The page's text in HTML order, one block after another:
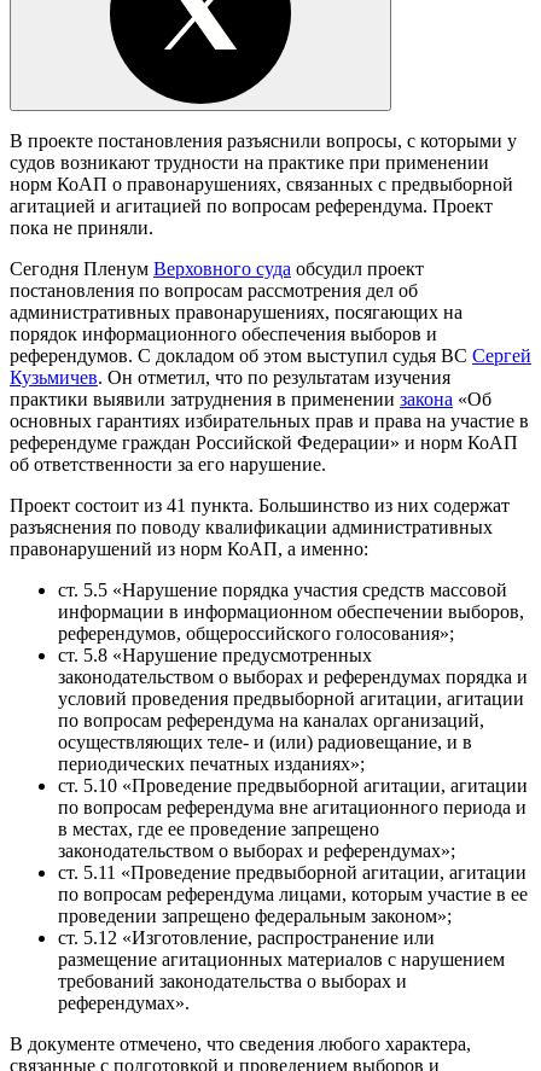
В проекте постановления разъяснили вопросы, с которыми у
судов возникают трудности на практике при применении
норм КоАП о правонарушениях, связанных с предвыборной
агитацией и агитацией по вопросам референдума. Проект
пока не приняли.
Сегодня Пленум Верховного суда обсудил проект
постановления по вопросам рассмотрения дел об
административных правонарушениях, посягающих на
порядок информационного обеспечения выборов и
референдумов. С докладом об этом выступил судья ВС Сергей
Кузьмичев. Он отметил, что по результатам изучения
практики выявили затруднения в применении закона «Об
основных гарантиях избирательных прав и права на участие в
референдуме граждан Российской Федерации» и норм КоАП
об ответственности за его нарушение.
Проект состоит из 41 пункта. Большинство из них содержат
разъяснения по поводу квалификации административных
правонарушений из норм КоАП, а именно:
ст. 5.5 «Нарушение порядка участия средств массовой
информации в информационном обеспечении выборов,
референдумов, общероссийского голосования»;
ст. 5.8 «Нарушение предусмотренных
законодательством о выборах и референдумах порядка и
условий проведения предвыборной агитации, агитации
по вопросам референдума на каналах организаций,
осуществляющих теле- и (или) радиовещание, и в
периодических печатных изданиях»;
ст. 5.10 «Проведение предвыборной агитации, агитации
по вопросам референдума вне агитационного периода и
в местах, где ее проведение запрещено
законодательством о выборах и референдумах»;
ст. 5.11 «Проведение предвыборной агитации, агитации
по вопросам референдума лицами, которым участие в ее
проведении запрещено федеральным законом»;
ст. 5.12 «Изготовление, распространение или
размещение агитационных материалов с нарушением
требований законодательства о выборах и
референдумах».
В документе отмечено, что сведения любого характера,
связанные с подготовкой и проведением выборов и